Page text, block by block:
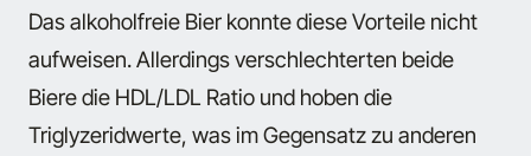
Das alkoholfreie Bier konnte diese Vorteile nicht
aufweisen. Allerdings verschlechterten beide
Biere die HDL/LDL Ratio und hoben die
Triglyzeridwerte, was im Gegensatz zu anderen